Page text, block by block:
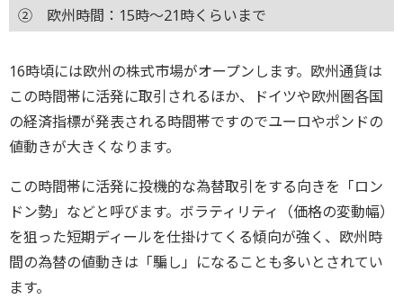
② 欧州時間：15時～21時くらいまで
16時頃には欧州の株式市場がオープンします。欧州通貨は
この時間帯に活発に取引されるほか、ドイツや欧州圏各国
の経済指標が発表される時間帯ですのでユーロやポンドの
値動きが大きくなります。
この時間帯に活発に投機的な為替取引をする向きを「ロン
ドン勢」などと呼びます。ボラティリティ（価格の変動幅）
を狙った短期ディールを仕掛けてくる傾向が強く、欧州時
間の為替の値動きは「騙し」になることも多いとされてい
ます。